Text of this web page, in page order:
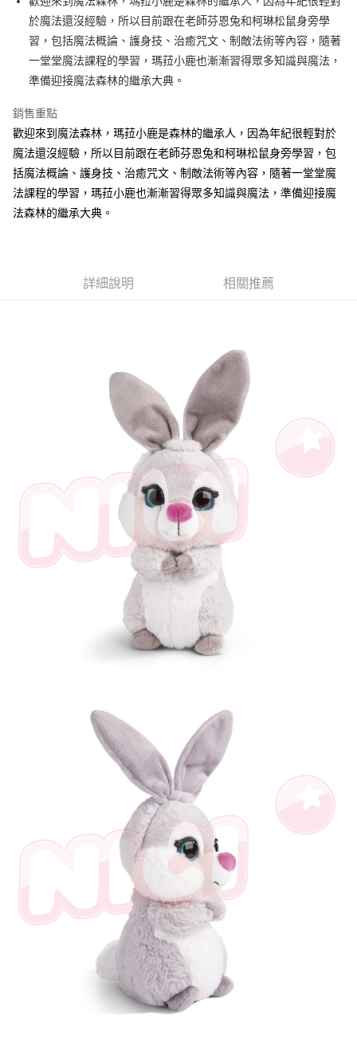
街口支付
悠遊付
AFTEE先享後付
相關說明
AFTEE先享後付是「在收到商品之後才付款」的支付方式。 讓您購物簡單
便利好安心！
１．簡單：不需註冊會員、不需綁卡、不需儲值。
２．便利：只要手機號碼，簡訊認證，即可結帳。
３．安心：先確認商品／服務後，再付款。
３．收到繳費通知簡訊後14天內，點擊此簡訊中的連結，可透過四大超商／
※ 交易是否成功請以「AFTEE先享後付 」之結帳頁面顯示為準，若有關於
是否繳費成功／繳費後需取消欲退款等相關疑問，請聯繫「AFTEE先享後付
https://netprotections.freshdesk.com/support/home
１．透過由恩沛科技股份有限公司提供之「AFTEE先享後付」服務完成之交
易，需依本服務之必要範圍內提供個人資料，並將交易相關給付款項請求債
權轉讓予恩沛科技股份有限公司。
２．關於個人資料處理事宜，請瀏覽以下網址：
https://aftee.tw/terms/#terms3
３．未成年的使用者請事先徵得法定代理人或監護人之同意方可使用
「AFTEE先享後付」，若未經同意申辦者引起之損失，本公司不負相關責
４．使用「AFTEE先享後付」時，將依據個別帳號之用戶狀況，依本公司即
時審查核予不同之上限額度；若仍有額度不足之情形，本公司將視審查結果
請求用戶進行身份認證。
５．嚴禁一人註冊多個帳號或使用他人資訊註冊。若發現惡意使用之情形，
恩沛科技股份有限公司將有權停止該用戶之使用額度並採取法律行動。
ATM付款
運送方式
全家付款取貨
每筆NT$100，滿NT$490(含以上)免運費
於魔法還沒經驗，所以目前跟在老師芬恩兔和柯琳松鼠身旁學
習，包括魔法概論、護身技、治癒咒文、制敵法術等內容，隨著
一堂堂魔法課程的學習，瑪菈小鹿也漸漸習得眾多知識與魔法，
準備迎接魔法森林的繼承大典。
銷售重點
歡迎來到魔法森林，瑪菈小鹿是森林的繼承人，因為年紀很輕對於
魔法還沒經驗，所以目前跟在老師芬恩兔和柯琳松鼠身旁學習，包
括魔法概論、護身技、治癒咒文、制敵法術等內容，隨著一堂堂魔
法課程的學習，瑪菈小鹿也漸漸習得眾多知識與魔法，準備迎接魔
法森林的繼承大典。
詳細說明 相關推薦